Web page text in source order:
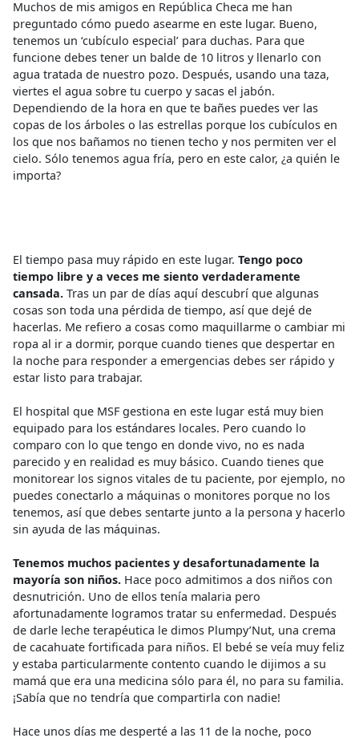
Muchos de mis amigos en República Checa me han
preguntado cómo puedo asearme en este lugar. Bueno,
tenemos un ‘cubículo especial’ para duchas. Para que
funcione debes tener un balde de 10 litros y llenarlo con
agua tratada de nuestro pozo. Después, usando una taza,
viertes el agua sobre tu cuerpo y sacas el jabón.
Dependiendo de la hora en que te bañes puedes ver las
copas de los árboles o las estrellas porque los cubículos en
los que nos bañamos no tienen techo y nos permiten ver el
cielo. Sólo tenemos agua fría, pero en este calor, ¿a quién le
importa?
El tiempo pasa muy rápido en este lugar. Tengo poco
tiempo libre y a veces me siento verdaderamente
cansada. Tras un par de días aquí descubrí que algunas
cosas son toda una pérdida de tiempo, así que dejé de
hacerlas. Me refiero a cosas como maquillarme o cambiar mi
ropa al ir a dormir, porque cuando tienes que despertar en
la noche para responder a emergencias debes ser rápido y
estar listo para trabajar.
El hospital que MSF gestiona en este lugar está muy bien
equipado para los estándares locales. Pero cuando lo
comparo con lo que tengo en donde vivo, no es nada
parecido y en realidad es muy básico. Cuando tienes que
monitorear los signos vitales de tu paciente, por ejemplo, no
puedes conectarlo a máquinas o monitores porque no los
tenemos, así que debes sentarte junto a la persona y hacerlo
sin ayuda de las máquinas.
Tenemos muchos pacientes y desafortunadamente la
mayoría son niños. Hace poco admitimos a dos niños con
desnutrición. Uno de ellos tenía malaria pero
afortunadamente logramos tratar su enfermedad. Después
de darle leche terapéutica le dimos Plumpy’Nut, una crema
de cacahuate fortificada para niños. El bebé se veía muy feliz
y estaba particularmente contento cuando le dijimos a su
mamá que era una medicina sólo para él, no para su familia.
¡Sabía que no tendría que compartirla con nadie!
Hace unos días me desperté a las 11 de la noche, poco